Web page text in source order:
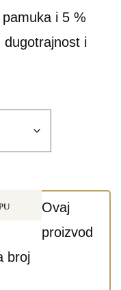
i 5 %
dugotrajnost i
Ovaj
proizvod
broj